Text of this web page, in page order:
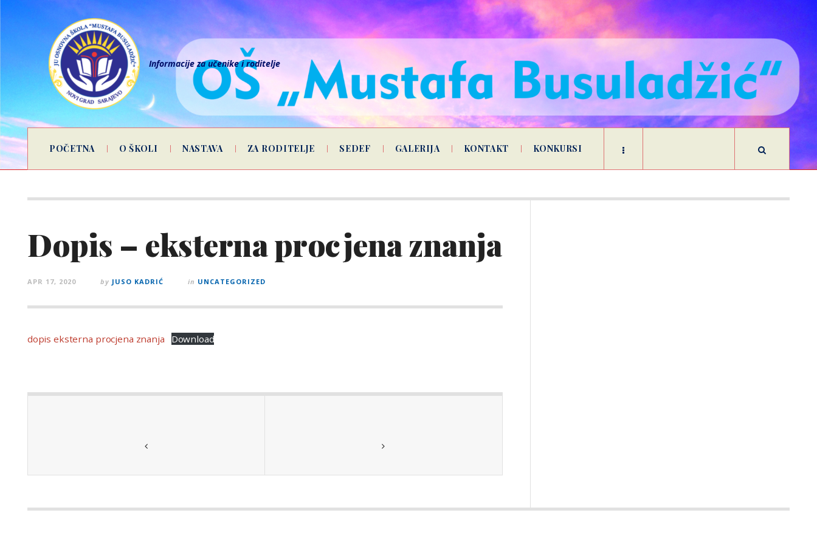
Informacije za učenike i roditelje
POČETNA O ŠKOLI NASTAVA ZA RODITELJE SEDEF GALERIJA KONTAKT KONKURSI
Dopis – eksterna procjena znanja
APR 17, 2020 by JUSO KADRIĆ in UNCATEGORIZED
dopis eksterna procjena znanja Download